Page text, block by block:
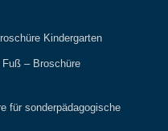
Kindergarten
– Broschüre
für sonderpädagogische